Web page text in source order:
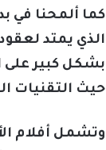
كما ألمحنا في
الذي يمتد
بشكل كبير على
حيث التقنيات
وتشمل أفلام